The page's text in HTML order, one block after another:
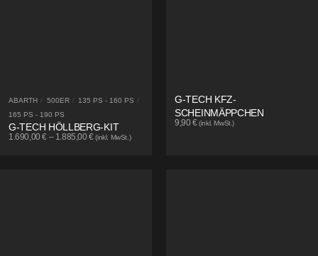
ABARTH / 500ER / 135 PS - 160 PS /
165 PS - 190 PS
G-TECH HÖLLBERG-KIT
1.690,00€ – 1.885,00€ (inkl. MwSt.)
G-TECH KFZ-
SCHEINMÄPPCHEN
9,90€ (inkl. MwSt.)